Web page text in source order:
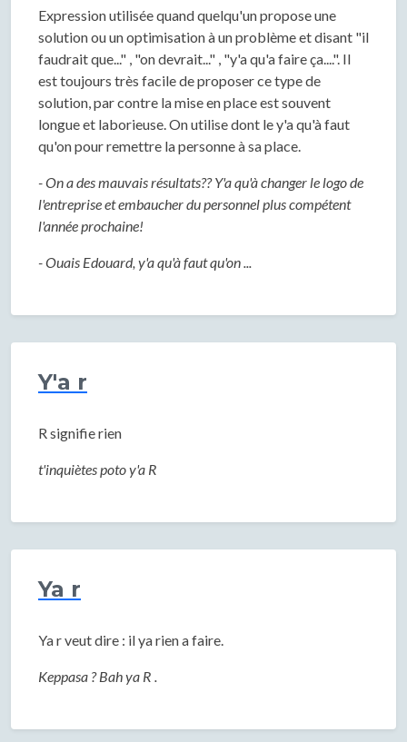
Expression utilisée quand quelqu'un propose une
solution ou un optimisation à un problème et disant "il
faudrait que..." , "on devrait..." , "y'a qu'a faire ça....". Il
est toujours très facile de proposer ce type de
solution, par contre la mise en place est souvent
longue et laborieuse. On utilise dont le y'a qu'à faut
qu'on pour remettre la personne à sa place.
- On a des mauvais résultats?? Y'a qu'à changer le logo de
l'entreprise et embaucher du personnel plus compétent
l'année prochaine!
- Ouais Edouard, y'a qu'à faut qu'on ...
Y'a r
R signifie rien
t'inquiètes poto y'a R
Ya r
Ya r veut dire : il ya rien a faire.
Keppasa ? Bah ya R .